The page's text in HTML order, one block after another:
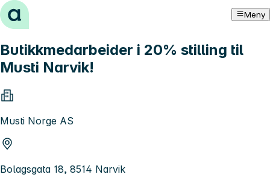
Hopp til innhold Meny
Butikkmedarbeider i 20% stilling til
Musti Narvik!
Musti Norge AS
Bolagsgata 18, 8514 Narvik